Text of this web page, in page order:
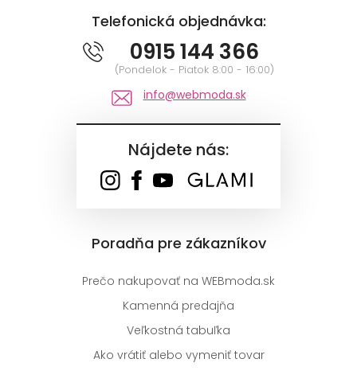
Telefonická objednávka:
0915 144 366
(Pondelok - Piatok 8:00 - 16:00)
info@webmoda.sk
Nájdete nás:
Poradňa pre zákazníkov
Prečo nakupovať na WEBmoda.sk
Kamenná predajňa
Veľkostná tabuľka
Ako vrátiť alebo vymeniť tovar